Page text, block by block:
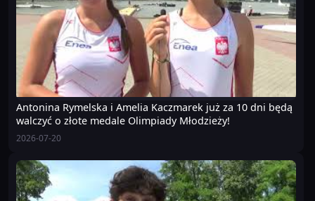
Antonina Rymelska i Amelia Kaczmarek już za 10 dni będą
walczyć o złote medale Olimpiady Młodzieży!
2026-07-20